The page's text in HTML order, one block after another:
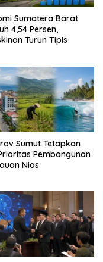
Sumatera Barat
4,54 Persen,
Turun Tipis
Sumut Tetapkan
Pembangunan
Nias